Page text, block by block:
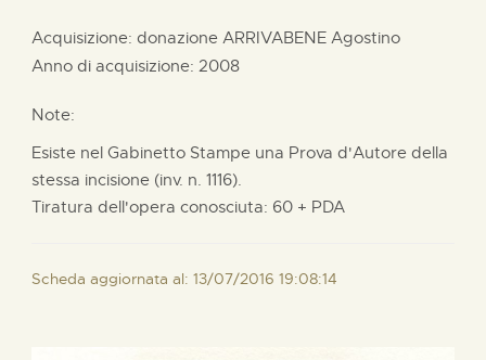
Acquisizione: donazione ARRIVABENE Agostino
Anno di acquisizione: 2008
Note:
Esiste nel Gabinetto Stampe una Prova d'Autore della
stessa incisione (inv. n. 1116).
Tiratura dell'opera conosciuta: 60 + PDA
Scheda aggiornata al: 13/07/2016 19:08:14